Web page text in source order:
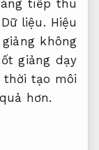
tiếp thu
Dữ liệu. Hiệu
không
giảng dạy
thời tạo môi
hơn.